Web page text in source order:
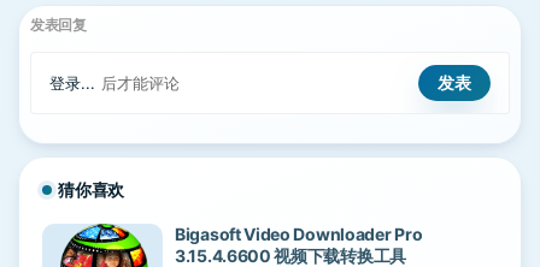
发表回复
登录... 后才能评论
猜你喜欢
Bigasoft Video Downloader Pro
3.15.4.6600 视频下载转换工具